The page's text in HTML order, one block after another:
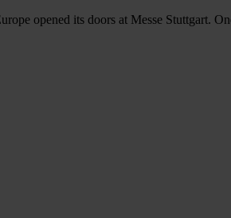
opened its doors at Messe Stuttgart.